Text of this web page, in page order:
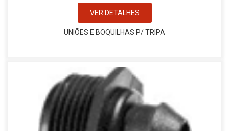
VER DETALHES
UNIÕES E BOQUILHAS P/ TRIPA